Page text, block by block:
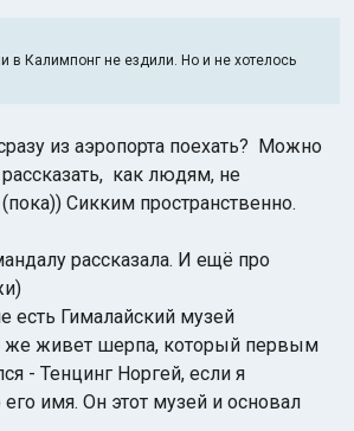
в Калимпонг не ездили. Но и не хотелось
из аэропорта поехать? Можно
как людям, не
Сикким пространственно.
рассказала. И ещё про
есть Гималайский музей
же живет шерпа, который первым
- Тенцинг Норгей, если я
имя. Он этот музей и основал